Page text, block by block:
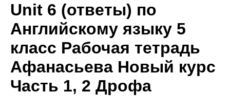
Unit 6 (ответы) по
Английскому языку 5
класс Рабочая тетрадь
Афанасьева Новый курс
Часть 1, 2 Дрофа